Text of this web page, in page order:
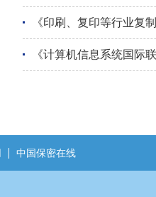
《印刷、复印等行业复
《计算机信息系统国际
中国保密在线